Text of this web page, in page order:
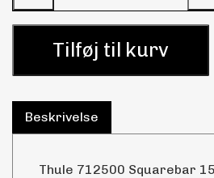
Tilføj til kurv
Beskrivelse
Thule 712500 Squarebar